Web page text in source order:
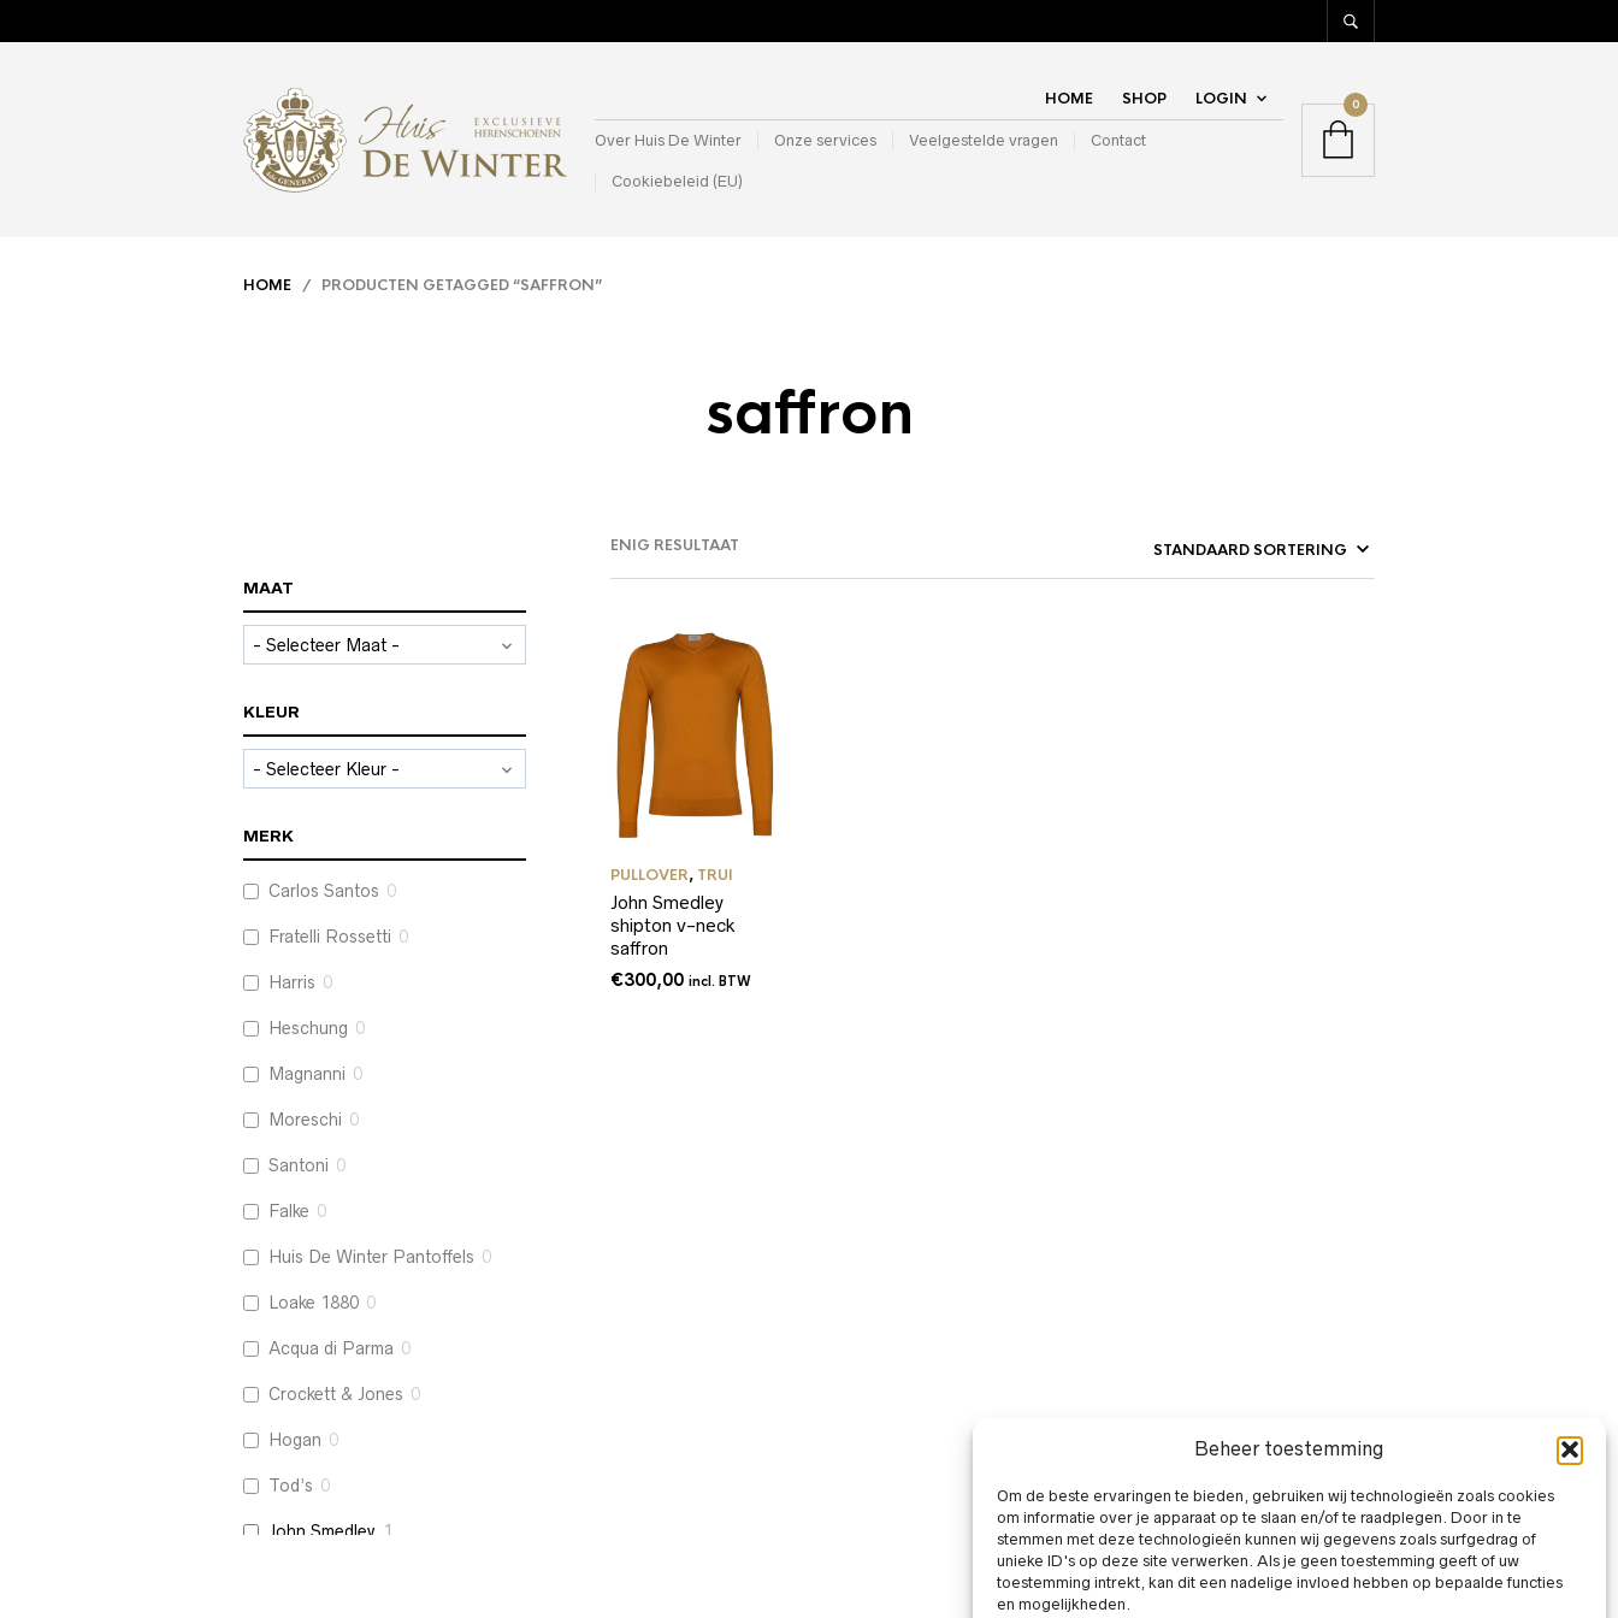
Beheer toestemming
Om de beste ervaringen te bieden, gebruiken wij technologieën zoals cookies
om informatie over je apparaat op te slaan en/of te raadplegen. Door in te
stemmen met deze technologieën kunnen wij gegevens zoals surfgedrag of
unieke ID's op deze site verwerken. Als je geen toestemming geeft of uw
toestemming intrekt, kan dit een nadelige invloed hebben op bepaalde functies
en mogelijkheden.
HOME SHOP LOGIN
Over Huis De Winter Onze services Veelgestelde vragen Contact
Cookiebeleid (EU)
0
HOME / PRODUCTEN GETAGGED “SAFFRON”
saffron
ENIG RESULTAAT
MAAT
KLEUR
MERK
Carlos Santos 0
Fratelli Rossetti 0
Harris 0
Heschung 0
Magnanni 0
Moreschi 0
Santoni 0
Falke 0
Huis De Winter Pantoffels 0
Loake 1880 0
Acqua di Parma 0
Crockett & Jones 0
Hogan 0
Tod’s 0
John Smedley 1
PULLOVER, TRUI
John Smedley
shipton v-neck
saffron
€300,00 incl. BTW